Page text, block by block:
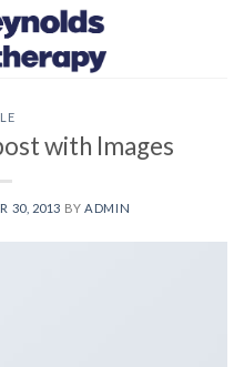
with Images
30, 2013 BY ADMIN